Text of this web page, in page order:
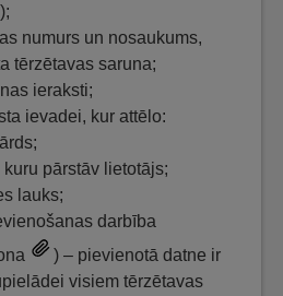
numurs un nosaukums,
tērzētavas saruna;
ieraksti;
ievadei, kur attēlo:
pārstāv lietotājs;
lauks;
darbība
) – pievienotā datne ir
visiem tērzētavas